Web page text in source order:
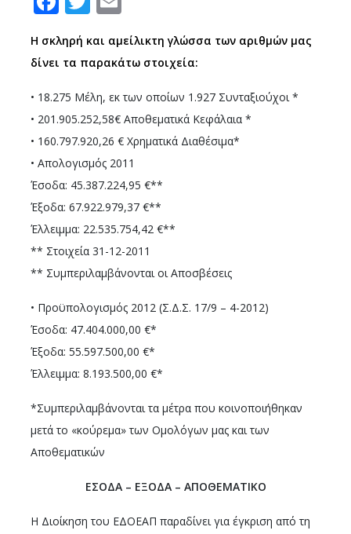
Η σκληρή και αμείλικτη γλώσσα των αριθμών μας
δίνει τα παρακάτω στοιχεία:
• 18.275 Μέλη, εκ των οποίων 1.927 Συνταξιούχοι *
• 201.905.252,58€ Αποθεματικά Κεφάλαια *
• 160.797.920,26 € Χρηματικά Διαθέσιμα*
• Απολογισμός 2011
Έσοδα: 45.387.224,95 €**
Έξοδα: 67.922.979,37 €**
Έλλειμμα: 22.535.754,42 €**
** Στοιχεία 31-12-2011
** Συμπεριλαμβάνονται οι Αποσβέσεις
• Προϋπολογισμός 2012 (Σ.Δ.Σ. 17/9 – 4-2012)
Έσοδα: 47.404.000,00 €*
Έξοδα: 55.597.500,00 €*
Έλλειμμα: 8.193.500,00 €*
*Συμπεριλαμβάνονται τα μέτρα που κοινοποιήθηκαν
μετά το «κούρεμα» των Ομολόγων μας και των
Αποθεματικών
ΕΣΟΔΑ – ΕΞΟΔΑ – ΑΠΟΘΕΜΑΤΙΚΟ
Η Διοίκηση του ΕΔΟΕΑΠ παραδίνει για έγκριση από τη